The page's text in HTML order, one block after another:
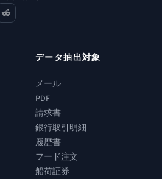
reddit
データ抽出対象
メール
PDF
請求書
銀行取引明細
履歴書
フード注文
船荷証券